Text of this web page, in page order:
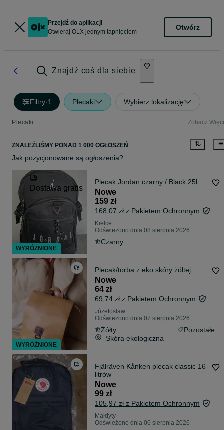
Przejdź do aplikacji
Otwieraj OLX jednym tapnięciem
Otwórz
Znajdź coś dla siebie
Filtry·1 Plecaki Wybierz lokalizację
Plecaki Zobacz
ZNALEŹLIŚMY PONAD 1 000 OGŁOSZEŃ
Jak pozycjonowane są ogłoszenia?
Dostawa gratis
Plecak Jordan czarny / Black 25l
Nowe
159 zł
168,07 zł z Pakietem Ochronnym
Kielce
Odświeżono dnia 08 sierpnia 2026
Czarny
Plecak/torba z eko skóry żółtej
Nowe
64 zł
69,74 zł z Pakietem Ochronnym
Józefosław
Odświeżono dnia 07 sierpnia 2026
Żółty
Pozostałe
Skóra ekologiczna
Fjälräven Kånken plecak classic 16
litrów
Nowe
99 zł
105,97 zł z Pakietem Ochronnym
Małdyty
Odświeżono dnia 06 sierpnia 2026
WYRÓŻNIONE
WYRÓŻNIONE